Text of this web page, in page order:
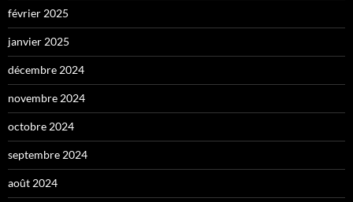
février 2025
janvier 2025
décembre 2024
novembre 2024
octobre 2024
septembre 2024
août 2024